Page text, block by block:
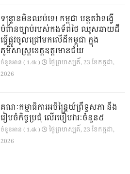
ទន្ទ្រានមិនឈប់ទេ! កម្ពុជា បន្តតវ៉ាទង្វើ
បំពានច្បាប់របស់កងទ័ពថៃ ឈូសឆាយដី
ធ្វើផ្លូវចូលជ្រៅមកលើដីកម្ពុជា ក្នុង
ភូមិសាស្ត្រខេត្តឧត្តរមានជ័យ
ចំនួនអាន ( 1.4k )
ថ្ងៃ​ព្រហស្បតិ៍, 23 ខែ​កក្កដា,
2026
គណៈកម្មាធិការអចិន្ត្រៃយ៍ព្រឹទ្ធសភា នឹង
រៀបចំកិច្ចប្រជុំ លើរបៀបវារៈចំនួន៥
ចំនួនអាន ( 1.4k )
ថ្ងៃ​ព្រហស្បតិ៍, 23 ខែ​កក្កដា,
2026